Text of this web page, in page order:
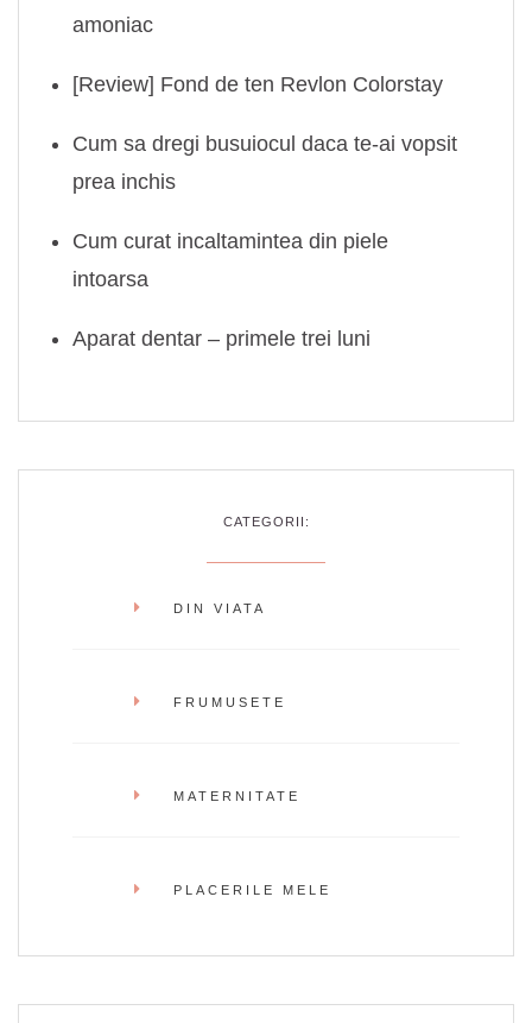
amoniac
[Review] Fond de ten Revlon Colorstay
Cum sa dregi busuiocul daca te-ai vopsit
prea inchis
Cum curat incaltamintea din piele
intoarsa
Aparat dentar – primele trei luni
CATEGORII:
DIN VIATA
FRUMUSETE
MATERNITATE
PLACERILE MELE